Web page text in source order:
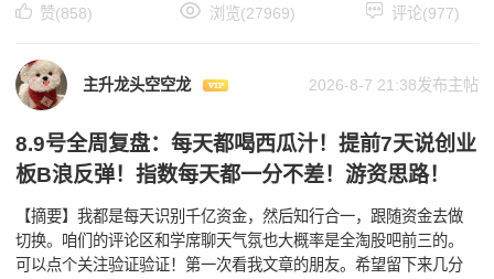
赞(858)
浏览(27969) 评论(977)
主升龙头空空龙 2026-8-7 21:38发布主帖
8.9号全周复盘：每天都喝西瓜汁！提前7天说创业
板B浪反弹！指数每天都一分不差！游资思路！
【摘要】我都是每天识别千亿资金，然后知行合一，跟随资金去做
切换。咱们的评论区和学席聊天气氛也大概率是全淘股吧前三的。
可以点个关注验证验证！第一次看我文章的朋友。希望留下来几分